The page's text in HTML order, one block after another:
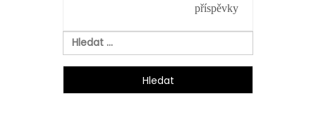
příspěvky
Vyhledávání